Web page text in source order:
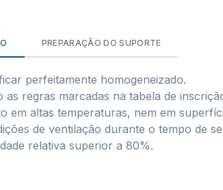
PREPARAÇÃO DO SUPORTE
perfeitamente homogeneizado.
as regras marcadas na tabela de
em altas temperaturas, nem em
de ventilação durante o tempo de
relativa superior a 80%.